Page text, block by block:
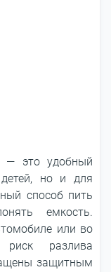
― это удобный
но и для
способ пить
емкость.
или во
разлива
защитным